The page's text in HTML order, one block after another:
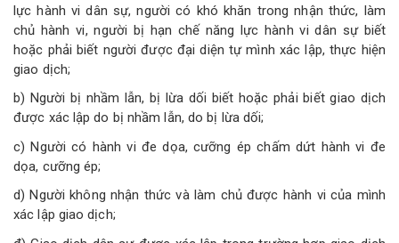
lực hành vi dân sự, người có khó khăn trong nhận thức, làm
chủ hành vi, người bị hạn chế năng lực hành vi dân sự biết
hoặc phải biết người được đại diện tự mình xác lập, thực hiện
giao dịch;
b) Người bị nhầm lẫn, bị lừa dối biết hoặc phải biết giao dịch
được xác lập do bị nhầm lẫn, do bị lừa dối;
c) Người có hành vi đe dọa, cưỡng ép chấm dứt hành vi đe
dọa, cưỡng ép;
d) Người không nhận thức và làm chủ được hành vi của mình
xác lập giao dịch;